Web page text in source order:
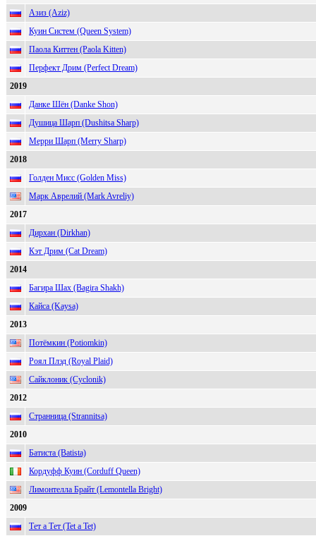
Азиз (Aziz)
Куин Систем (Queen System)
Паола Киттен (Paola Kitten)
Перфект Дрим (Perfect Dream)
2019
Данке Шён (Danke Shon)
Душица Шарп (Dushitsa Sharp)
Мерри Шарп (Merry Sharp)
2018
Голден Мисс (Golden Miss)
Марк Аврелий (Mark Avreliy)
2017
Дирхан (Dirkhan)
Кэт Дрим (Cat Dream)
2014
Багира Шах (Bagira Shakh)
Кайса (Kaysa)
2013
Потёмкин (Potiomkin)
Роял Плэд (Royal Plaid)
Сайклоник (Cyclonik)
2012
Странница (Strannitsa)
2010
Батиста (Batista)
Кордуфф Куин (Corduff Queen)
Лимонтелла Брайт (Lemontella Bright)
2009
Тет а Тет (Tet a Tet)